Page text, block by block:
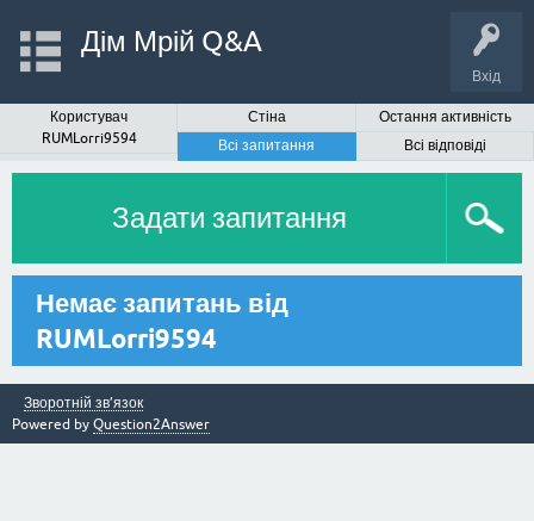
Вхід
Дім Мрій Q&A
Користувач
RUMLorri9594
Стіна
Остання активність
Всі запитання
Всі відповіді
Задати запитання
Немає запитань від
RUMLorri9594
Зворотній зв’язок
Powered by Question2Answer